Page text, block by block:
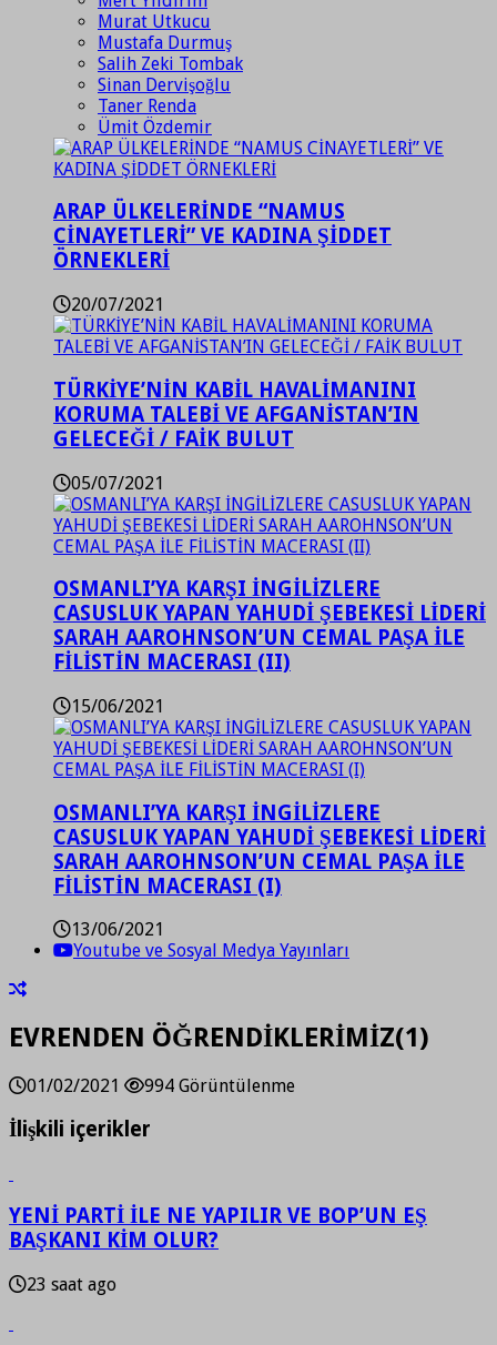
Murat Utkucu
Mustafa Durmuş
Salih Zeki Tombak
Sinan Dervişoğlu
Taner Renda
Ümit Özdemir
ARAP ÜLKELERİNDE “NAMUS
CİNAYETLERİ” VE KADINA ŞİDDET
ÖRNEKLERİ
20/07/2021
TÜRKİYE’NİN KABİL HAVALİMANINI
KORUMA TALEBİ VE AFGANİSTAN’IN
GELECEĞİ / FAİK BULUT
05/07/2021
OSMANLI’YA KARŞI İNGİLİZLERE
CASUSLUK YAPAN YAHUDİ ŞEBEKESİ LİDERİ
SARAH AAROHNSON’UN CEMAL PAŞA İLE
FİLİSTİN MACERASI (II)
15/06/2021
OSMANLI’YA KARŞI İNGİLİZLERE
CASUSLUK YAPAN YAHUDİ ŞEBEKESİ LİDERİ
SARAH AAROHNSON’UN CEMAL PAŞA İLE
FİLİSTİN MACERASI (I)
13/06/2021
Youtube ve Sosyal Medya Yayınları
EVRENDEN ÖĞRENDİKLERİMİZ(1)
01/02/2021 994 Görüntülenme
İlişkili içerikler
YENİ PARTİ İLE NE YAPILIR VE BOP’UN EŞ
BAŞKANI KİM OLUR?
23 saat ago